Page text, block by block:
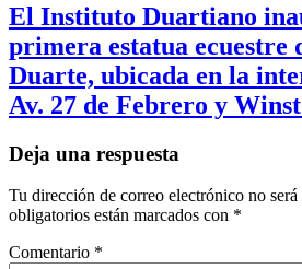
El Instituto Duartiano
primera estatua ecuestre
Duarte, ubicada en la
Av. 27 de Febrero y
Deja una respuesta
Tu dirección de correo electrónico no será
obligatorios están marcados con *
Comentario *